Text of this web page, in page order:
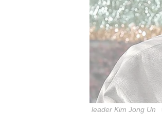
leader Kim Jong Un